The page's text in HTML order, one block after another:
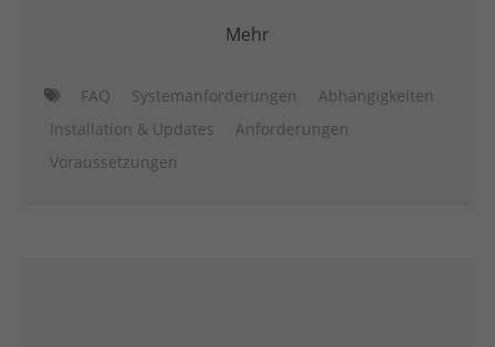
Mehr
FAQ Systemanforderungen
Abhängigkeiten
Installation & Updates
Anforderungen
Voraussetzungen